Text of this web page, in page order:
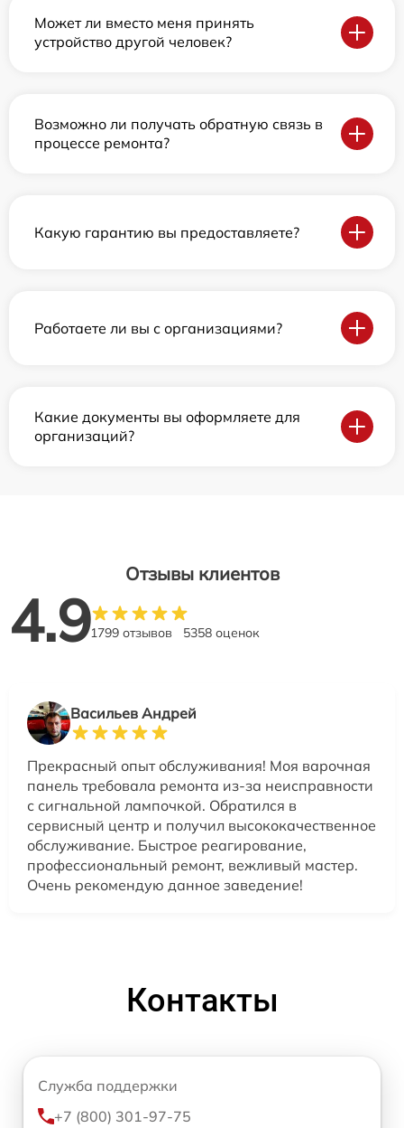
Может ли вместо меня принять
устройство другой человек?
Возможно ли получать обратную связь в
процессе ремонта?
Какую гарантию вы предоставляете?
Работаете ли вы с организациями?
Какие документы вы оформляете для
организаций?
Отзывы клиентов
4.91799 отзывов 5358 оценок
Васильев Андрей
Прекрасный опыт обслуживания! Моя варочная
панель требовала ремонта из-за неисправности
с сигнальной лампочкой. Обратился в
сервисный центр и получил высококачественное
обслуживание. Быстрое реагирование,
профессиональный ремонт, вежливый мастер.
Очень рекомендую данное заведение!
Контакты
Служба поддержки
+7 (800) 301-97-75